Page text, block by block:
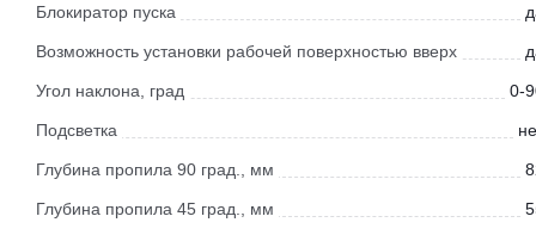
Блокиратор пуска
Возможность установки рабочей поверхностью вверх
Угол наклона, град 0-
Подсветка
Глубина пропила 90 град., мм
Глубина пропила 45 град., мм